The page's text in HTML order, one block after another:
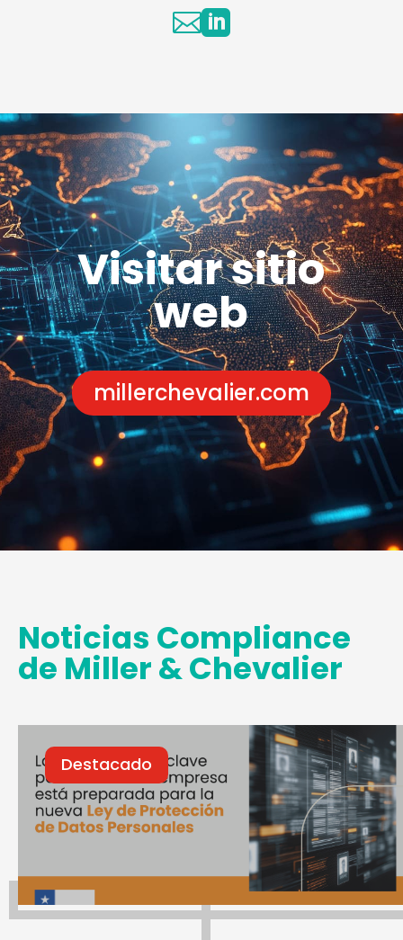

Visitar sitio
web
millerchevalier.com
Noticias Compliance
de Miller & Chevalier
Destacado